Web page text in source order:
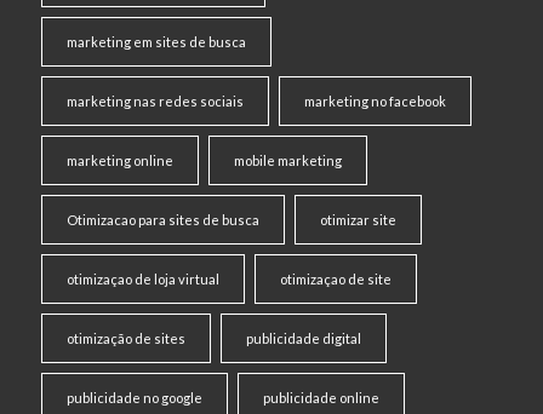
marketing em sites de busca
marketing nas redes sociais marketing no facebook
marketing online mobile marketing
Otimizacao para sites de busca otimizar site
otimizaçao de loja virtual otimizaçao de site
otimização de sites publicidade digital
publicidade no google publicidade online